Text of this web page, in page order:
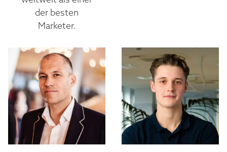
der besten
Marketer.